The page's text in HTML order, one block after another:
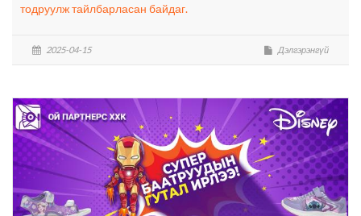
тодруулж тайлбарласан байдаг.
2025-04-15 Дэлгэрэнгүй